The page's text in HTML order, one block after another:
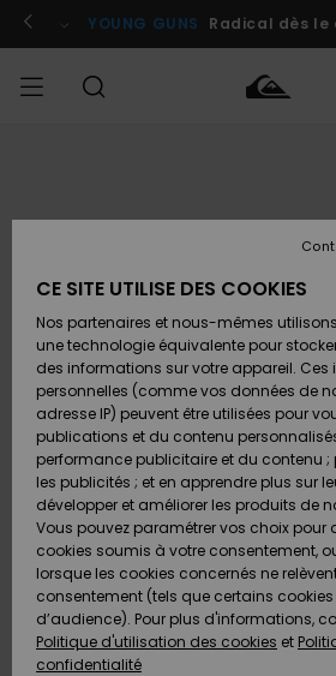
l'information
le
Se connecter / s'inscrire
YOUNG GUNS Radical dès
Chaussures
& Tongs
Surf
Snow
Nouveautés
Chaussures
& Tongs
Surf
Snow
Nouveautés
FEMME
A
Découvrir
Snow
SURF
Surf
Shop
Enfant
Highlights
Communauté
SNOW
Snow
Shop
Enfant
Snow
Shop
Femme
A
Découvrir
Communauté
OUTLET
Enfant
Outlet
Femme
AIDE &
CONTACT
Retours
Paiement
Carte
Cadeau
Quiksilver
Freedom
Protection
des
MAGASINS
CE SITE UTILISE DES COOKIES
Nos partenaires et nous-mêmes
une technologie équivalente pour
des informations sur votre appareil.
personnelles (comme vos données de
adresse IP) peuvent être utilisées pour
publications et du contenu
performance publicitaire et du contenu ;
les publicités ; et en apprendre plus sur
développer et améliorer les produits de
Vous pouvez paramétrer vos choix pour
cookies soumis à votre consentement,
lorsque les cookies concernés ne
consentement (tels que certains
d’audience). Pour plus d'informations,
Politique d'utilisation des cookies et
confidentialité